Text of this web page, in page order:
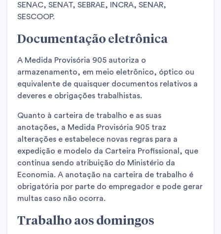
SENAC, SENAT, SEBRAE, INCRA, SENAR,
SESCOOP.
Documentação eletrônica
A Medida Provisória 905 autoriza o
armazenamento, em meio eletrônico, óptico ou
equivalente de quaisquer documentos relativos a
deveres e obrigações trabalhistas.
Quanto à carteira de trabalho e as suas
anotações, a Medida Provisória 905 traz
alterações e estabelece novas regras para a
expedição e modelo da Carteira Profissional, que
continua sendo atribuição do Ministério da
Economia. A anotação na carteira de trabalho é
obrigatória por parte do empregador e pode gerar
multas caso não ocorra.
Trabalho aos domingos